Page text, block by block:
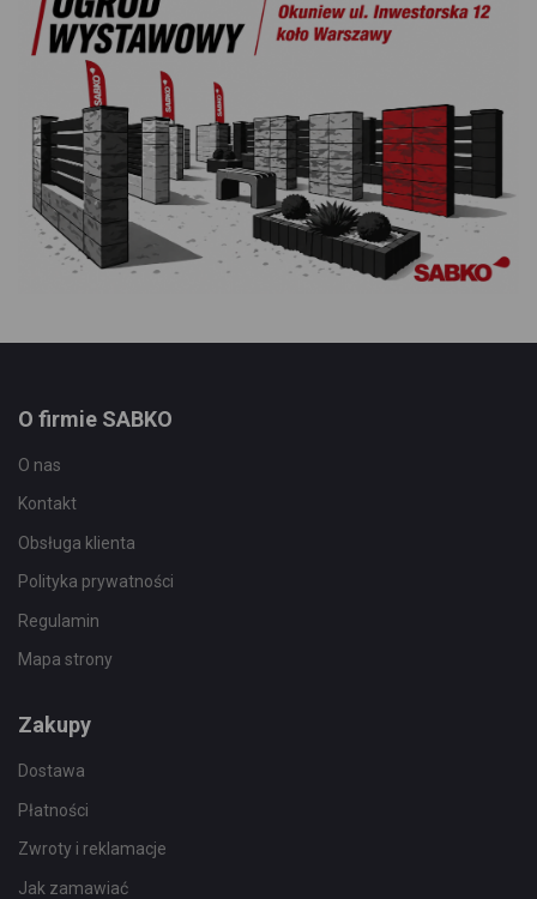
O firmie SABKO
O nas
Kontakt
Obsługa klienta
Polityka prywatności
Regulamin
Mapa strony
Zakupy
Dostawa
Płatności
Zwroty i reklamacje
Jak zamawiać